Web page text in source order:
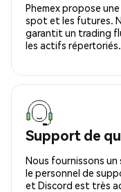
Phemex propose
spot et les futures.
garantit un trading
les actifs répertoriés.
Support de
Nous fournissons
le personnel de
et Discord est très